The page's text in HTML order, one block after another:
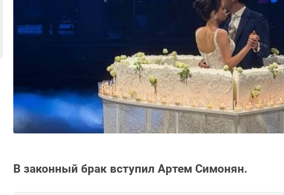
В законный брак вступил Артем Симонян.